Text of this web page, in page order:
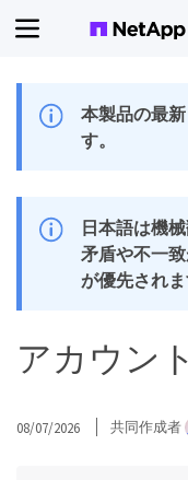
本製品の最
す。
日本語は機
矛盾や不一
が優先されま
アカウント
08/07/2026 共同作成者